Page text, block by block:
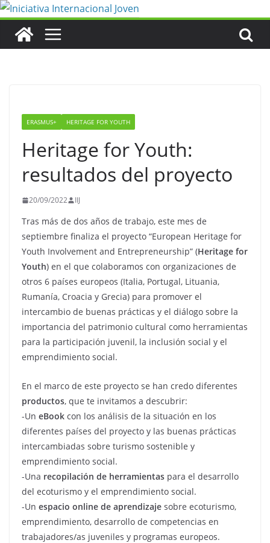
Saltar
contenido
ERASMUS+ HERITAGE FOR YOUTH
Heritage for Youth:
resultados del proyecto
20/09/2022 IIJ
Tras más de dos años de trabajo, este mes de
septiembre finaliza el proyecto “European Heritage for
Youth Involvement and Entrepreneurship” (Heritage for
Youth) en el que colaboramos con organizaciones de
otros 6 países europeos (Italia, Portugal, Lituania,
Rumanía, Croacia y Grecia) para promover el
intercambio de buenas prácticas y el diálogo sobre la
importancia del patrimonio cultural como herramientas
para la participación juvenil, la inclusión social y el
emprendimiento social.
En el marco de este proyecto se han credo diferentes
productos, que te invitamos a descubrir:
-Un eBook con los análisis de la situación en los
diferentes países del proyecto y las buenas prácticas
intercambiadas sobre turismo sostenible y
emprendimiento social.
-Una recopilación de herramientas para el desarrollo
del ecoturismo y el emprendimiento social.
-Un espacio online de aprendizaje sobre ecoturismo,
emprendimiento, desarrollo de competencias en
trabajadores/as juveniles y programas europeos.